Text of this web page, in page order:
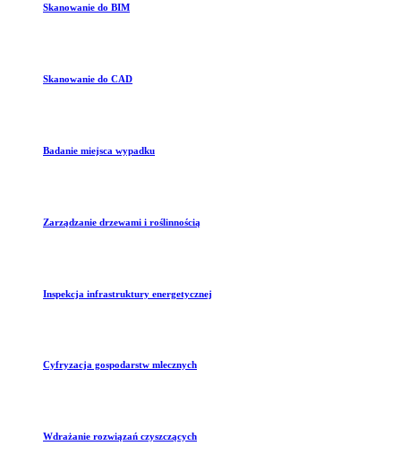
Skanowanie do BIM
Skanowanie do CAD
Badanie miejsca wypadku
Zarządzanie drzewami i roślinnością
Inspekcja infrastruktury energetycznej
Cyfryzacja gospodarstw mlecznych
Wdrażanie rozwiązań czyszczących